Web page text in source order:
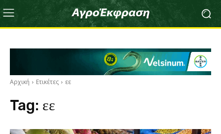
Αρχική Ετικέτες εε
Tag: εε